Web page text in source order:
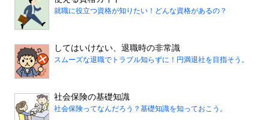
就職に役立つ資格が知りたい！どんな資格があるの？
してはいけない、退職時の非常識
スムーズな退職でトラブル知らずに！円満退社を目指そう。
社会保険の基礎知識
社会保険ってなんだろう？基礎知識を知っておこう。